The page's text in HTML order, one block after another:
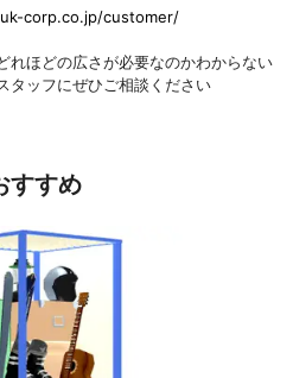
corp.co.jp/customer/
れほどの広さが必要なのかわからない
タッフにぜひご相談ください
すすめ